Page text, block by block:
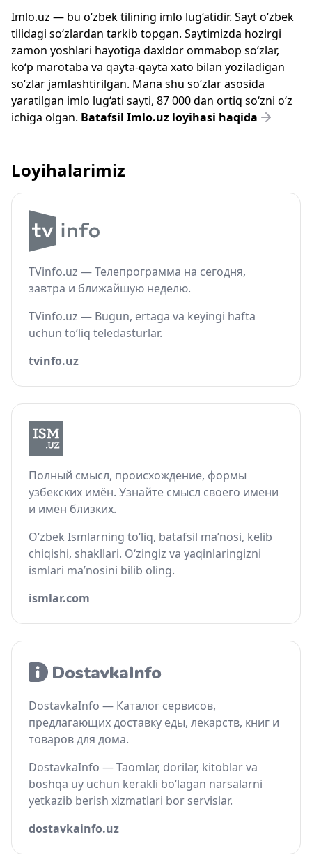
Imlo.uz — bu o‘zbek tilining imlo lug‘atidir. Sayt o‘zbek
tilidagi so‘zlardan tarkib topgan. Saytimizda hozirgi
zamon yoshlari hayotiga daxldor ommabop so‘zlar,
ko‘p marotaba va qayta-qayta xato bilan yoziladigan
so‘zlar jamlashtirilgan. Mana shu so‘zlar asosida
yaratilgan imlo lug‘ati sayti, 87 000 dan ortiq so‘zni o‘z
ichiga olgan. Batafsil Imlo.uz loyihasi haqida
Loyihalarimiz
TVinfo.uz — Телепрограмма на сегодня,
завтра и ближайшую неделю.
TVinfo.uz — Bugun, ertaga va keyingi hafta
uchun to‘liq teledasturlar.
tvinfo.uz
Полный смысл, происхождение, формы
узбекских имён. Узнайте смысл своего имени
и имён близких.
O‘zbek Ismlarning to‘liq, batafsil ma’nosi, kelib
chiqishi, shakllari. O‘zingiz va yaqinlaringizni
ismlari ma’nosini bilib oling.
ismlar.com
DostavkaInfo — Каталог сервисов,
предлагающих доставку еды, лекарств, книг и
товаров для дома.
DostavkaInfo — Taomlar, dorilar, kitoblar va
boshqa uy uchun kerakli bo‘lagan narsalarni
yetkazib berish xizmatlari bor servislar.
dostavkainfo.uz